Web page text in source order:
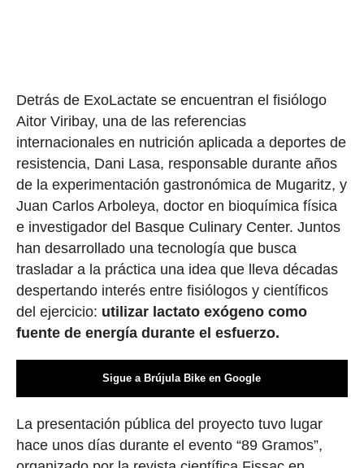
Detrás de ExoLactate se encuentran el fisiólogo
Aitor Viribay, una de las referencias
internacionales en nutrición aplicada a deportes de
resistencia, Dani Lasa, responsable durante años
de la experimentación gastronómica de Mugaritz, y
Juan Carlos Arboleya, doctor en bioquímica física
e investigador del Basque Culinary Center. Juntos
han desarrollado una tecnología que busca
trasladar a la práctica una idea que lleva décadas
despertando interés entre fisiólogos y científicos
del ejercicio: utilizar lactato exógeno como
fuente de energía durante el esfuerzo.
Sigue a Brújula Bike en Google
La presentación pública del proyecto tuvo lugar
hace unos días durante el evento “89 Gramos”,